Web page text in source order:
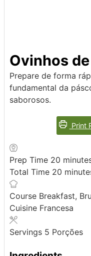
Ovinhos
Prepare de forma
fundamental da
saborosos.
Print
Prep Time 20
Total Time 20
Course Breakfast,
Cuisine Francesa
Servings 5 Porções